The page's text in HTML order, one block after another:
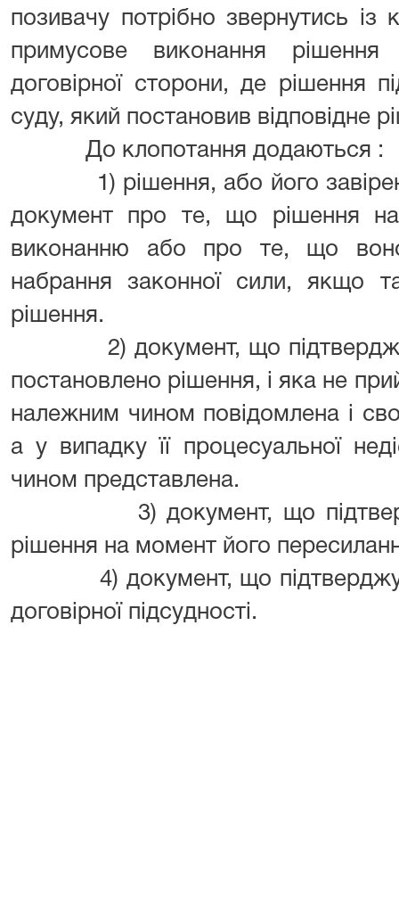
позивачу потрібно звернутись
примусове виконання
договірної сторони, де рішення
суду, який постановив відповідне
До клопотання додаються :
1) рішення, або його завірена
документ про те, що рішення
виконанню або про те, що
набрання законної сили, якщо
рішення.
2) документ, що
постановлено рішення, і яка не
належним чином повідомлена і
а у випадку її процесуальної
чином представлена.
3) документ, що
рішення на момент його
4) документ, що підтверджує
договірної підсудності.